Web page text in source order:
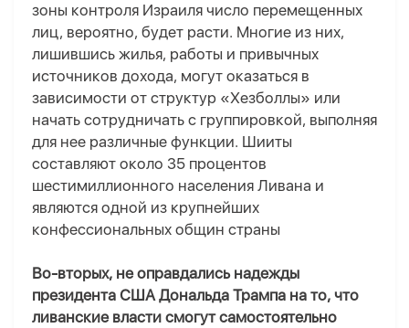
зоны контроля Израиля число перемещенных
лиц, вероятно, будет расти. Многие из них,
лишившись жилья, работы и привычных
источников дохода, могут оказаться в
зависимости от структур «Хезболлы» или
начать сотрудничать с группировкой, выполняя
для нее различные функции. Шииты
составляют около 35 процентов
шестимиллионного населения Ливана и
являются одной из крупнейших
конфессиональных общин страны
Во-вторых, не оправдались надежды
президента США Дональда Трампа на то, что
ливанские власти смогут самостоятельно